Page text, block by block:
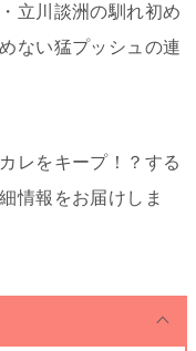
立川談洲の馴れ初め
ない猛プッシュの連
レをキープ！？する
情報をお届けしま